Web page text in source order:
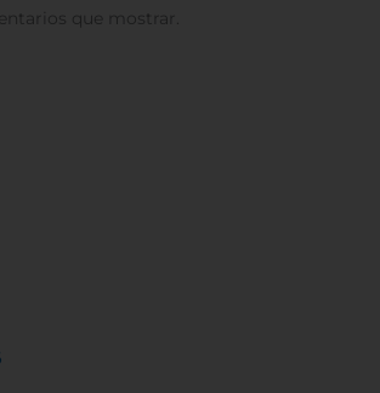
que mostrar.
dirigidas
de funcionalidad